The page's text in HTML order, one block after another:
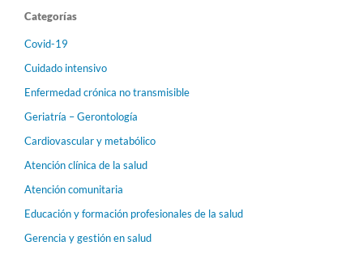
Categorías
Covid-19
Cuidado intensivo
Enfermedad crónica no transmisible
Geriatría – Gerontología
Cardiovascular y metabólico
Atención clínica de la salud
Atención comunitaria
Educación y formación profesionales de la salud
Gerencia y gestión en salud